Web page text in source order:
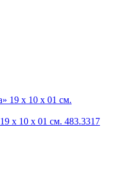
х 10 х 01 см. 483.3317